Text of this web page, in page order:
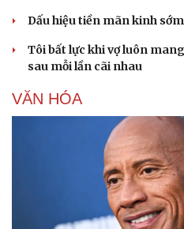
Dấu hiệu tiền mãn kinh
Tôi bất lực khi vợ luôn
sau mỗi lần cãi nhau
VĂN HÓA